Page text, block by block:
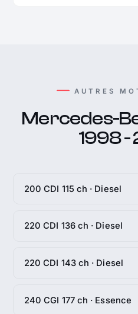
AUTRES
Mercedes-
1998 -
200 CDI 115 ch · Diesel
220 CDI 136 ch · Diesel
220 CDI 143 ch · Diesel
240 CGI 177 ch · Essence